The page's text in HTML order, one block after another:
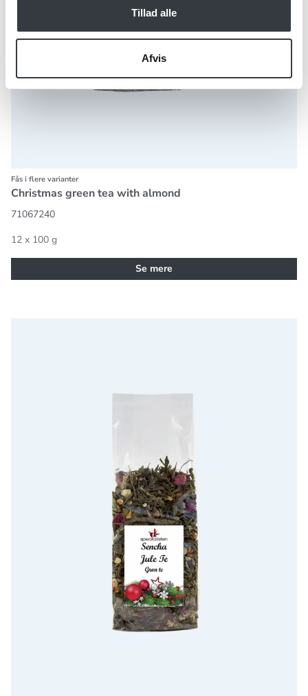
Tillad alle
Afvis
Fås i flere varianter
Christmas green tea with almond
71067240
12 x 100 g
Se mere